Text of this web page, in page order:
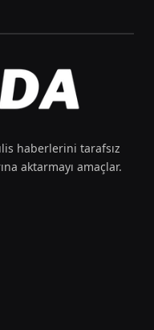
haberlerini tarafsız
aktarmayı amaçlar.